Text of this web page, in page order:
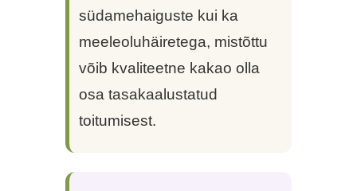
südamehaiguste kui ka
meeleoluhäiretega, mistõttu
võib kvaliteetne kakao olla
osa tasakaalustatud
toitumisest.